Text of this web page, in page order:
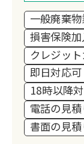
一般廃棄
損害保険
クレジッ
即日対応可
18時以降
電話の見
書面の見